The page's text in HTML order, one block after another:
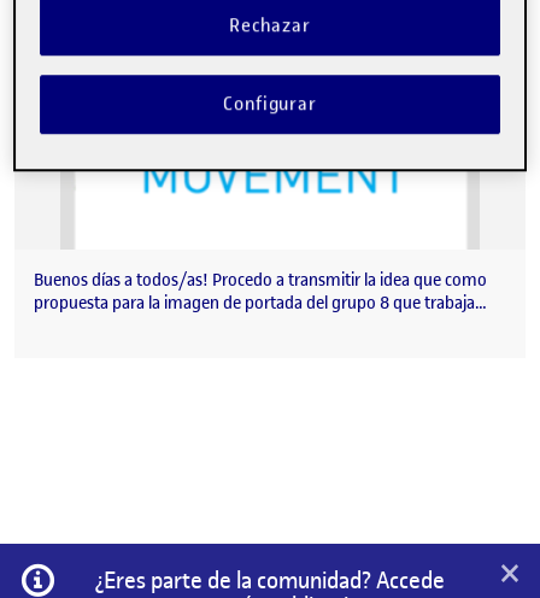
Buenos días a todos/as! Procedo a transmitir la idea que como
propuesta para la imagen de portada del grupo 8 que trabaja…
Información
¿Eres parte de la comunidad? Accede
×
Rechazar
Configurar